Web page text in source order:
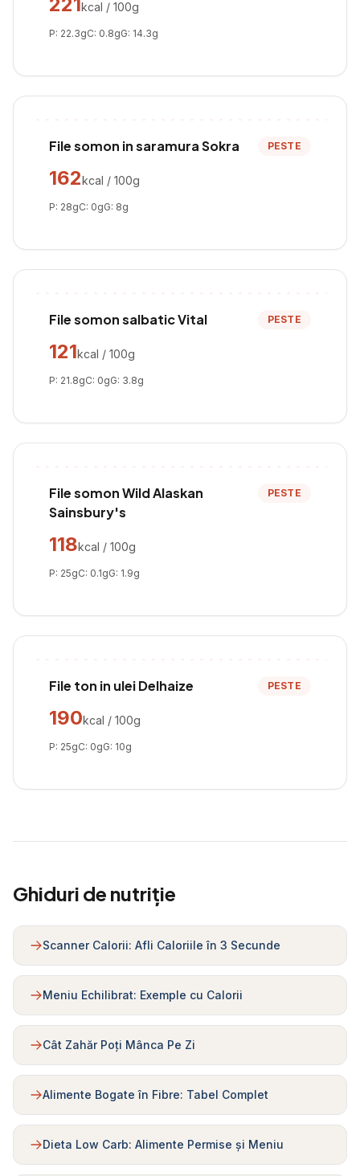
kcal / 100g
P: 22.3gC: 0.8gG: 14.3g
File somon in saramura Sokra PESTE
162kcal / 100g
P: 28gC: 0gG: 8g
File somon salbatic Vital PESTE
121kcal / 100g
P: 21.8gC: 0gG: 3.8g
File somon Wild Alaskan
Sainsbury's
PESTE
118kcal / 100g
P: 25gC: 0.1gG: 1.9g
File ton in ulei Delhaize PESTE
190kcal / 100g
P: 25gC: 0gG: 10g
Ghiduri de nutriție
Scanner Calorii: Afli Caloriile în 3 Secunde
Meniu Echilibrat: Exemple cu Calorii
Cât Zahăr Poți Mânca Pe Zi
Alimente Bogate în Fibre: Tabel Complet
Dieta Low Carb: Alimente Permise și Meniu